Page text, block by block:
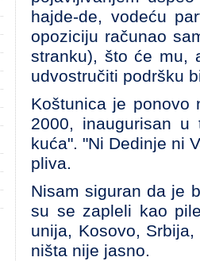
hajde-de, vodeću
opoziciju računao
stranku), što će mu,
udvostručiti podršku
Koštunica je
2000, inaugurisan
kuća". "Ni Dedinje ni
pliva.
Nisam siguran da je
su se zapleli kao
unija, Kosovo,
ništa nije jasno.